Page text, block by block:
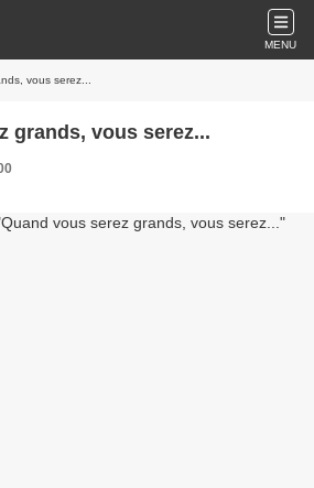
MENU
vous serez...
grands, vous serez...